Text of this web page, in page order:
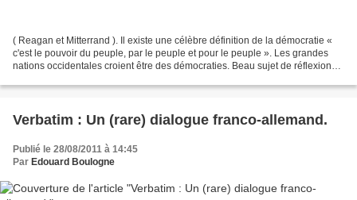
( Reagan et Mitterrand ). Il existe une célèbre définition de la démocratie «
c'est le pouvoir du peuple, par le peuple et pour le peuple ». Les grandes
nations occidentales croient être des démocraties. Beau sujet de réflexion
Verbatim : Un (rare) dialogue franco-allemand.
Publié le 28/08/2011 à 14:45
Par Edouard Boulogne